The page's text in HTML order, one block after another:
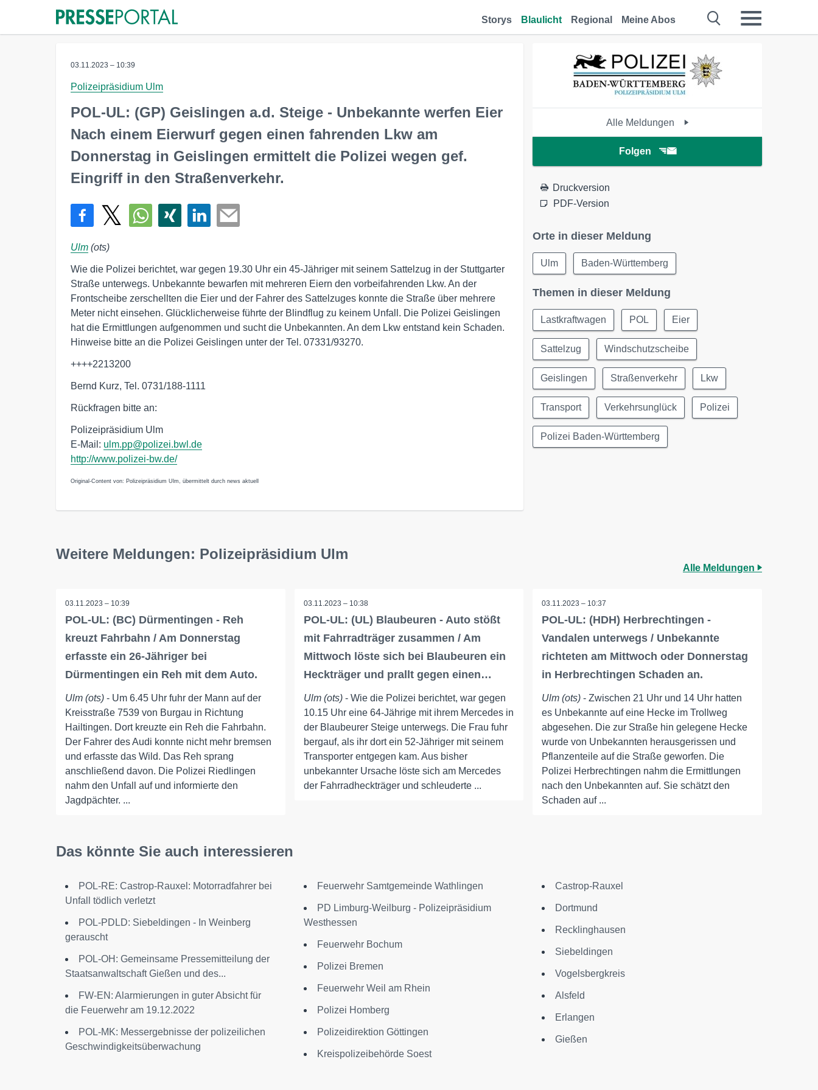
Storys Blaulicht Regional Meine Abos
03.11.2023 – 10:39
Polizeipräsidium Ulm
POL-UL: (GP) Geislingen a.d. Steige - Unbekannte werfen Eier
Nach einem Eierwurf gegen einen fahrenden Lkw am
Donnerstag in Geislingen ermittelt die Polizei wegen gef.
Eingriff in den Straßenverkehr.
Ulm (ots)
Wie die Polizei berichtet, war gegen 19.30 Uhr ein 45-Jähriger mit seinem Sattelzug in der Stuttgarter
Straße unterwegs. Unbekannte bewarfen mit mehreren Eiern den vorbeifahrenden Lkw. An der
Frontscheibe zerschellten die Eier und der Fahrer des Sattelzuges konnte die Straße über mehrere
Meter nicht einsehen. Glücklicherweise führte der Blindflug zu keinem Unfall. Die Polizei Geislingen
hat die Ermittlungen aufgenommen und sucht die Unbekannten. An dem Lkw entstand kein Schaden.
Hinweise bitte an die Polizei Geislingen unter der Tel. 07331/93270.
++++2213200
Bernd Kurz, Tel. 0731/188-1111
Rückfragen bitte an:
Polizeipräsidium Ulm
E-Mail: ulm.pp@polizei.bwl.de
http://www.polizei-bw.de/
Original-Content von: Polizeipräsidium Ulm, übermittelt durch news aktuell
Alle Meldungen
Folgen
Druckversion
PDF-Version
Orte in dieser Meldung
Ulm Baden-Württemberg
Themen in dieser Meldung
Lastkraftwagen POL Eier
Sattelzug Windschutzscheibe
Geislingen Straßenverkehr Lkw
Transport Verkehrsunglück Polizei
Polizei Baden-Württemberg
Weitere Meldungen: Polizeipräsidium Ulm
Alle Meldungen
03.11.2023 – 10:39
POL-UL: (BC) Dürmentingen - Reh
kreuzt Fahrbahn / Am Donnerstag
erfasste ein 26-Jähriger bei
Dürmentingen ein Reh mit dem Auto.
Ulm (ots) - Um 6.45 Uhr fuhr der Mann auf der
Kreisstraße 7539 von Burgau in Richtung
Hailtingen. Dort kreuzte ein Reh die Fahrbahn.
Der Fahrer des Audi konnte nicht mehr bremsen
und erfasste das Wild. Das Reh sprang
anschließend davon. Die Polizei Riedlingen
nahm den Unfall auf und informierte den
Jagdpächter. ...
03.11.2023 – 10:38
POL-UL: (UL) Blaubeuren - Auto stößt
mit Fahrradträger zusammen / Am
Mittwoch löste sich bei Blaubeuren ein
Heckträger und prallt gegen einen…
Ulm (ots)- Wie die Polizei berichtet, war gegen
10.15 Uhr eine 64-Jährige mit ihrem Mercedes in
der Blaubeurer Steige unterwegs. Die Frau fuhr
bergauf, als ihr dort ein 52-Jähriger mit seinem
Transporter entgegen kam. Aus bisher
unbekannter Ursache löste sich am Mercedes
der Fahrradheckträger und schleuderte ...
03.11.2023 – 10:37
POL-UL: (HDH) Herbrechtingen -
Vandalen unterwegs / Unbekannte
richteten am Mittwoch oder Donnerstag
in Herbrechtingen Schaden an.
Ulm (ots) - Zwischen 21 Uhr und 14 Uhr hatten
es Unbekannte auf eine Hecke im Trollweg
abgesehen. Die zur Straße hin gelegene Hecke
wurde von Unbekannten herausgerissen und
Pflanzenteile auf die Straße geworfen. Die
Polizei Herbrechtingen nahm die Ermittlungen
nach den Unbekannten auf. Sie schätzt den
Schaden auf ...
Das könnte Sie auch interessieren
POL-RE: Castrop-Rauxel: Motorradfahrer bei
Unfall tödlich verletzt
POL-PDLD: Siebeldingen - In Weinberg
gerauscht
POL-OH: Gemeinsame Pressemitteilung der
Staatsanwaltschaft Gießen und des...
FW-EN: Alarmierungen in guter Absicht für
die Feuerwehr am 19.12.2022
POL-MK: Messergebnisse der polizeilichen
Geschwindigkeitsüberwachung
Feuerwehr Samtgemeinde Wathlingen
PD Limburg-Weilburg - Polizeipräsidium
Westhessen
Feuerwehr Bochum
Polizei Bremen
Feuerwehr Weil am Rhein
Polizei Homberg
Polizeidirektion Göttingen
Kreispolizeibehörde Soest
Castrop-Rauxel
Dortmund
Recklinghausen
Siebeldingen
Vogelsbergkreis
Alsfeld
Erlangen
Gießen